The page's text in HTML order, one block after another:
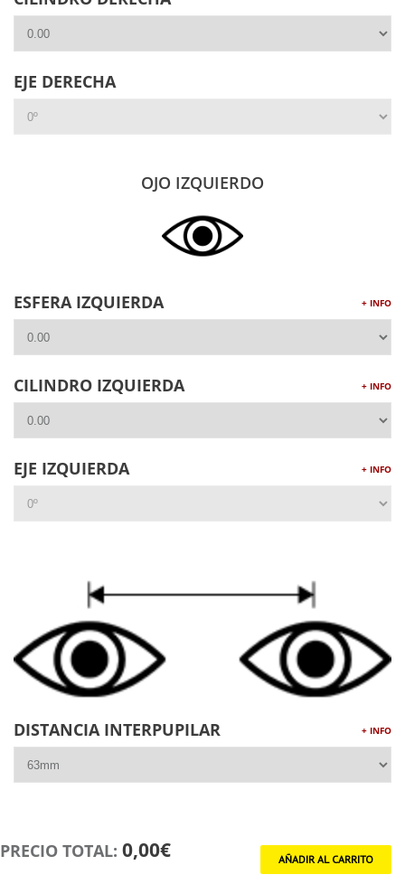
EJE DERECHA
OJO IZQUIERDO
ESFERA IZQUIERDA + INFO
CILINDRO IZQUIERDA + INFO
EJE IZQUIERDA + INFO
DISTANCIA INTERPUPILAR + INFO
PRECIO TOTAL: 0,00€
Incluye una mini banda ajustable que se coloca al final de
las varillas, banda de sujeción que sustituye a las varillas,
estuche semi-rígido y tratamiento anti-vaho.